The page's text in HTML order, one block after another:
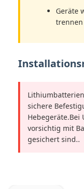
Geräte
trennen
sichere
vorsichtig mit
gesichert sind..